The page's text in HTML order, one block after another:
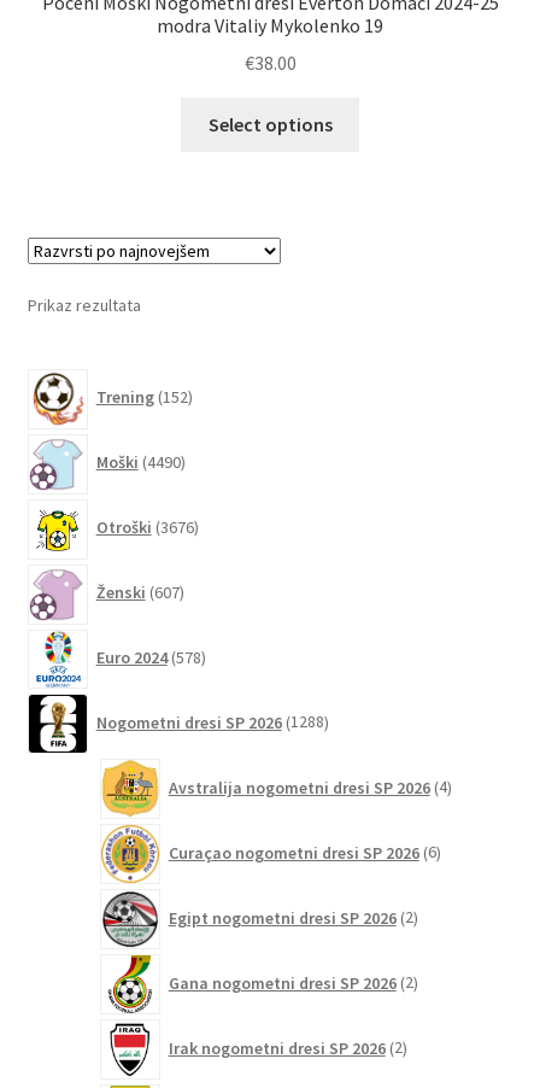
modra Vitaliy Mykolenko 19
€38.00
Select options
Prikaz rezultata
Trening 152izdelkov
Moški 4490izdelkov
Otroški 3676izdelkov
Ženski 607izdelkov
Euro 2024 578izdelkov
Nogometni dresi SP 2026 1288izdelkov
Avstralija nogometni dresi SP 2026 4izdelki
Curaçao nogometni dresi SP 2026 6izdelkov
Egipt nogometni dresi SP 2026 2izdelka
Gana nogometni dresi SP 2026 2izdelka
Irak nogometni dresi SP 2026 2izdelka